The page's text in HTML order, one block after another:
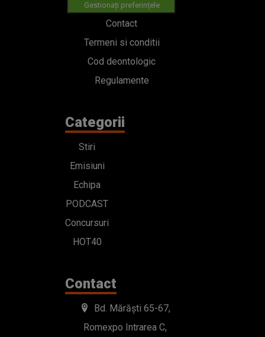
Gestionați preferințele
Contact
Termeni si conditii
Cod deontologic
Regulamente
Categorii
Stiri
Emisiuni
Echipa
PODCAST
Concursuri
HOT40
Contact
Bd. Mărăști 65-67,
Romexpo Intrarea C,